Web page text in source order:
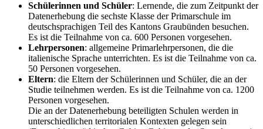
Schülerinnen und Schüler: Lernende, die zum Zeitpunkt der
Datenerhebung die sechste Klasse der Primarschule im
deutschsprachigen Teil des Kantons Graubünden besuchen.
Es ist die Teilnahme von ca. 600 Personen vorgesehen.
Lehrpersonen: allgemeine Primarlehrpersonen, die die
italienische Sprache unterrichten. Es ist die Teilnahme von ca.
50 Personen vorgesehen.
Eltern: die Eltern der Schülerinnen und Schüler, die an der
Studie teilnehmen werden. Es ist die Teilnahme von ca. 1200
Personen vorgesehen.
Die an der Datenerhebung beteiligten Schulen werden in
unterschiedlichen territorialen Kontexten gelegen sein